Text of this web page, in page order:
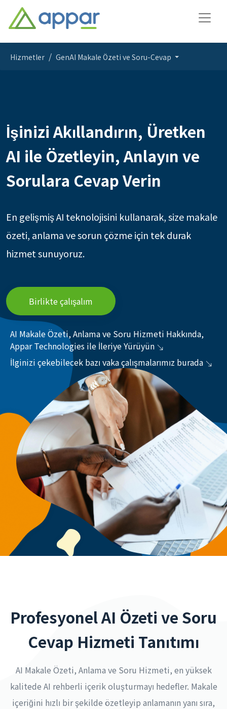
Hizmetler GenAI Makale Özeti ve Soru-Cevap
İşinizi Akıllandırın, Üretken
AI ile Özetleyin, Anlayın ve
Sorulara Cevap Verin
En gelişmiş AI teknolojisini kullanarak, size makale
özeti, anlama ve sorun çözme için tek durak
hizmet sunuyoruz.
Birlikte çalışalım
AI Makale Özeti, Anlama ve Soru Hizmeti Hakkında,
Appar Technologies ile İleriye Yürüyün
İlginizi çekebilecek bazı vaka çalışmalarımız burada
Profesyonel AI Özeti ve Soru
Cevap Hizmeti Tanıtımı
AI Makale Özeti, Anlama ve Soru Hizmeti, en yüksek
kalitede AI rehberli içerik oluşturmayı hedefler. Makale
içeriğini hızlı bir şekilde özetleyip anlamanın yanı sıra,